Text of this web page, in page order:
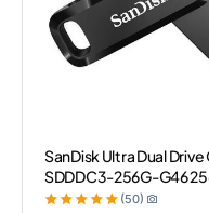
SanDisk Ultra Dual Drive
SDDDC3-256G-G46
Flash Bellek(50)